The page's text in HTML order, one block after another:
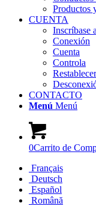
Productos
CUENTA
Inscríbase
Conexión
Cuenta
Controla
CONTACTO
Menú Menú
0Carrito de
Français
Deutsch
Español
Română